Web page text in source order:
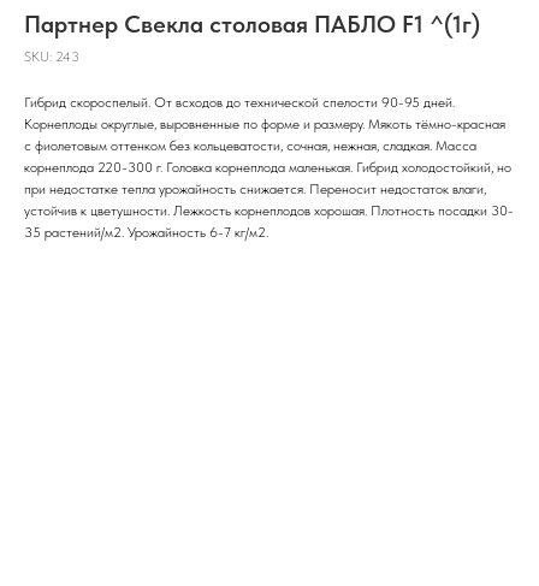
Партнер Свекла столовая ПАБЛО F1 ^(1г)
SKU: 243
Гибрид скороспелый. От всходов до технической спелости 90-95 дней.
Корнеплоды округлые, выровненные по форме и размеру. Мякоть тёмно-красная
с фиолетовым оттенком без кольцеватости, сочная, нежная, сладкая. Масса
корнеплода 220-300 г. Головка корнеплода маленькая. Гибрид холодостойкий, но
при недостатке тепла урожайность снижается. Переносит недостаток влаги,
устойчив к цветушности. Лежкость корнеплодов хорошая. Плотность посадки 30-
35 растений/м2. Урожайность 6-7 кг/м2.